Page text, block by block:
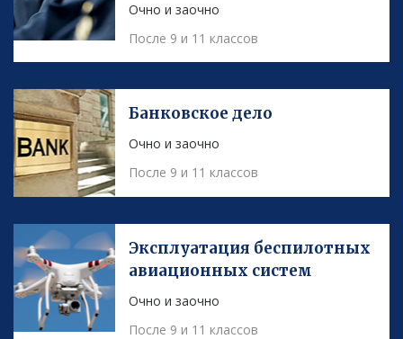
Очно и заочно
После 9 и 11 классов
Банковское дело
Очно и заочно
После 9 и 11 классов
Эксплуатация беспилотных
авиационных систем
Очно и заочно
После 9 и 11 классов